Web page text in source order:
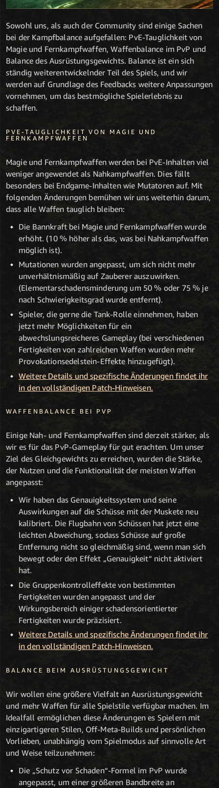
Sowohl uns, als auch der Community sind einige Sachen
bei der Kampfbalance aufgefallen: PvE-Tauglichkeit von
Magie und Fernkampfwaffen, Waffenbalance im PvP und
Balance des Ausrüstungsgewichts. Balance ist ein sich
ständig weiterentwickelnder Teil des Spiels, und wir
werden auf Grundlage des Feedbacks weitere Anpassungen
vornehmen, um das bestmögliche Spielerlebnis zu
schaffen.
PVE-TAUGLICHKEIT VON MAGIE UND
FERNKAMPFWAFFEN
Magie und Fernkampfwaffen werden bei PvE-Inhalten viel
weniger angewendet als Nahkampfwaffen. Dies fällt
besonders bei Endgame-Inhalten wie Mutatoren auf. Mit
folgenden Änderungen bemühen wir uns weiterhin darum,
dass alle Waffen tauglich bleiben:
Die Bannkraft bei Magie und Fernkampfwaffen wurde
erhöht. (10 % höher als das, was bei Nahkampfwaffen
möglich ist).
Mutationen wurden angepasst, um sich nicht mehr
unverhältnismäßig auf Zauberer auszuwirken.
(Elementarschadensminderung um 50 % oder 75 % je
nach Schwierigkeitsgrad wurde entfernt).
Spieler, die gerne die Tank-Rolle einnehmen, haben
jetzt mehr Möglichkeiten für ein
abwechslungsreicheres Gameplay (bei verschiedenen
Fertigkeiten von zahlreichen Waffen wurden mehr
Provokationsedelstein-Effekte hinzugefügt).
Weitere Details und spezifische Änderungen findet ihr
in den vollständigen Patch-Hinweisen.
WAFFENBALANCE BEI PVP
Einige Nah- und Fernkampfwaffen sind derzeit stärker, als
wir es für das PvP-Gameplay für gut erachten. Um unser
Ziel des Gleichgewichts zu erreichen, wurden die Stärke,
der Nutzen und die Funktionalität der meisten Waffen
angepasst:
Wir haben das Genauigkeitssystem und seine
Auswirkungen auf die Schüsse mit der Muskete neu
kalibriert. Die Flugbahn von Schüssen hat jetzt eine
leichten Abweichung, sodass Schüsse auf große
Entfernung nicht so gleichmäßig sind, wenn man sich
bewegt oder den Effekt „Genauigkeit“ nicht aktiviert
hat.
Die Gruppenkontrolleffekte von bestimmten
Fertigkeiten wurden angepasst und der
Wirkungsbereich einiger schadensorientierter
Fertigkeiten wurde präzisiert.
Weitere Details und spezifische Änderungen findet ihr
in den vollständigen Patch-Hinweisen.
BALANCE BEIM AUSRÜSTUNGSGEWICHT
Wir wollen eine größere Vielfalt an Ausrüstungsgewicht
und mehr Waffen für alle Spielstile verfügbar machen. Im
Idealfall ermöglichen diese Änderungen es Spielern mit
einzigartigeren Stilen, Off-Meta-Builds und persönlichen
Vorlieben, unabhängig vom Spielmodus auf sinnvolle Art
und Weise teilzunehmen:
Die „Schutz vor Schaden“-Formel im PvP wurde
angepasst, um einer größeren Bandbreite an